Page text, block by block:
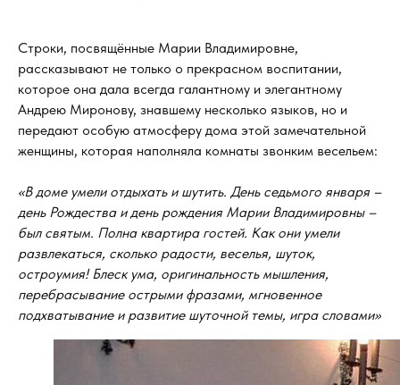
Строки, посвящённые Марии Владимировне,
рассказывают не только о прекрасном воспитании,
которое она дала всегда галантному и элегантному
Андрею Миронову, знавшему несколько языков, но и
передают особую атмосферу дома этой замечательной
женщины, которая наполняла комнаты звонким весельем:
«В доме умели отдыхать и шутить. День седьмого января –
день Рождества и день рождения Марии Владимировны –
был святым. Полна квартира гостей. Как они умели
развлекаться, сколько радости, веселья, шуток,
остроумия! Блеск ума, оригинальность мышления,
перебрасывание острыми фразами, мгновенное
подхватывание и развитие шуточной темы, игра словами»